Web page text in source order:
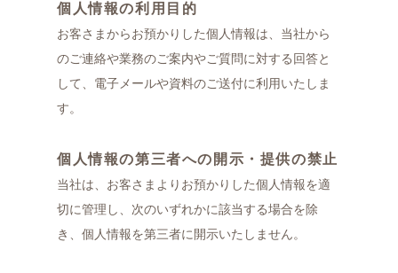
個人情報の利用目的
お客さまからお預かりした個人情報は、当社から
のご連絡や業務のご案内やご質問に対する回答と
して、電子メールや資料のご送付に利用いたしま
す。
個人情報の第三者への開示・提供の禁止
当社は、お客さまよりお預かりした個人情報を適
切に管理し、次のいずれかに該当する場合を除
き、個人情報を第三者に開示いたしません。